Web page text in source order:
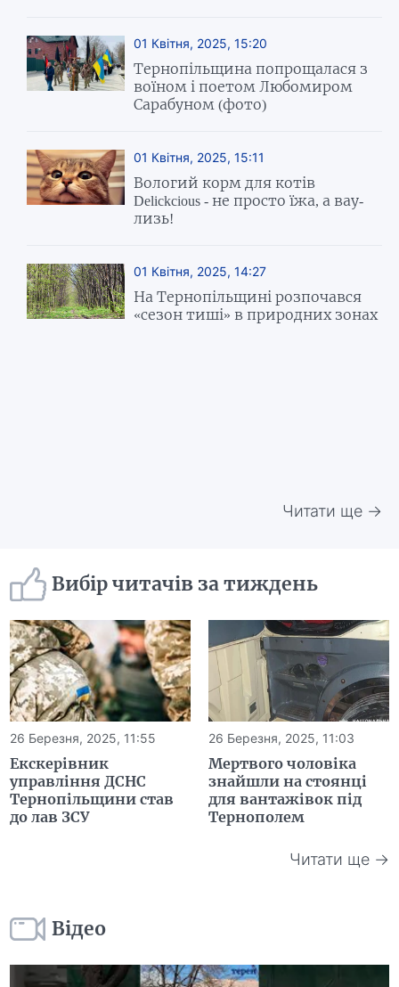
01 Квітня, 2025, 15:20
Тернопільщина попрощалася з
воїном і поетом Любомиром
Сарабуном (фото)
01 Квітня, 2025, 15:11
Вологий корм для котів
Delickcious - не просто їжа, а вау-
лизь!
01 Квітня, 2025, 14:27
На Тернопільщині розпочався
«сезон тиші» в природних зонах
Читати ще →
Вибір читачів за тиждень
26 Березня, 2025, 11:55
Екскерівник
управління ДСНС
Тернопільщини став
до лав ЗСУ
26 Березня, 2025, 11:03
Мертвого чоловіка
знайшли на стоянці
для вантажівок під
Тернополем
Читати ще →
Відео